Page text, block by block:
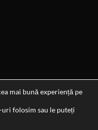
si ale preturilor: 29-12-
mai bună experiență pe
uri folosim sau le puteți